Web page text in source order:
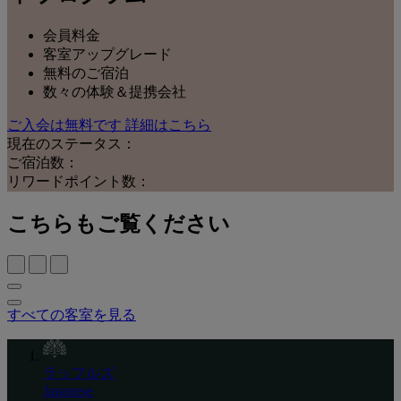
会員料金
客室アップグレード
無料のご宿泊
数々の体験＆提携会社
ご入会は無料です 詳細はこちら
現在のステータス：
ご宿泊数：
リワードポイント数：
こちらもご覧ください
すべての客室を見る
ラッフルズ
Japanese